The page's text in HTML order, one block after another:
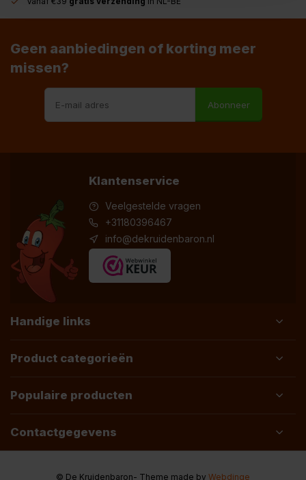
Geen aanbiedingen of korting meer
missen?
Abonneer
Klantenservice
Veelgestelde vragen
+31180396467
info@dekruidenbaron.nl
Handige links
Product categorieën
Populaire producten
Contactgegevens
© De Kruidenbaron- Theme made by Webdinge